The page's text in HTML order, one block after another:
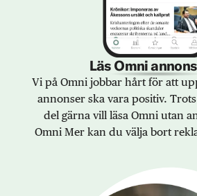
Läs Omni
Vi på Omni jobbar hårt för att
annonser ska vara positiv.
del gärna vill läsa Omni utan
Omni Mer kan du välja bort